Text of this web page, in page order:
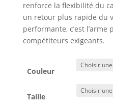
renforce la flexibilité du
un retour plus rapide du
performante, c’est
compétiteurs exigeants.
Couleur
Taille